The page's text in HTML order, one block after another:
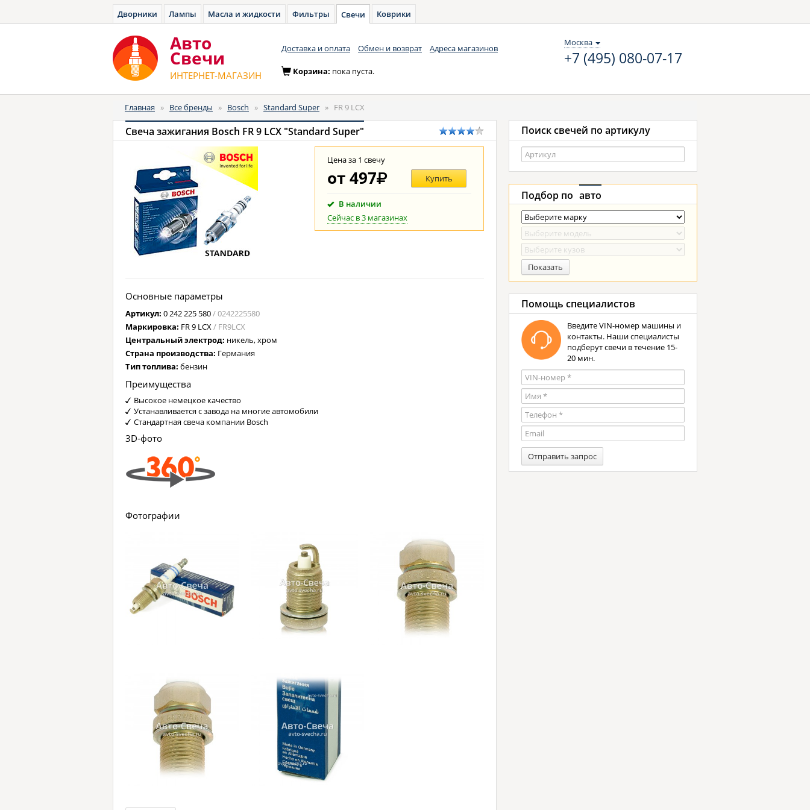
Дворники Лампы Масла и жидкости Фильтры Свечи Коврики
Авто
Cвечи
ИНТЕРНЕТ-МАГАЗИН
Доставка и оплата Обмен и возврат Адреса магазинов
Москва
+7 (495) 080-07-17
Корзина: пока пуста.
Главная » Все бренды » Bosch » Standard Super » FR 9 LCX
Свеча зажигания Bosch FR 9 LCX "Standard Super"
Цена за 1 свечу
от497 Купить
В наличии
Сейчас в 3 магазинах
Основные параметры
Артикул: 0 242 225 580/ 0242225580
Маркировка: FR 9 LCX/ FR9LCX
Центральный электрод: никель, хром
Страна производства: Германия
Тип топлива: бензин
Преимущества
Высокое немецкое качество
Устанавливается с завода на многие автомобили
Стандартная свеча компании Bosch
3D-фото
Фотографии
Поиск свечей по артикулу
Подбор по авто
Показать
Помощь специалистов
Введите VIN-номер машины и
контакты. Наши специалисты
подберут свечи в течение 15-
20 мин.
Отправить запрос